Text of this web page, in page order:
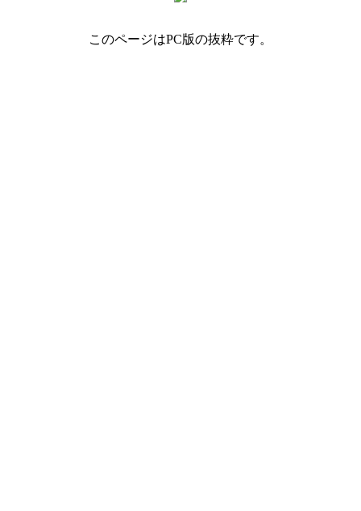
このページはPC版の抜粋です。